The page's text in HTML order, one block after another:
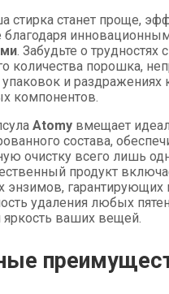
стирка станет проще,
благодаря
. Забудьте о трудностях
количества порошка,
и раздражениях
компонентов.
Atomy вмещает
состава,
очистку всего лишь
продукт
энзимов,
удаления любых
яркость ваших вещей.